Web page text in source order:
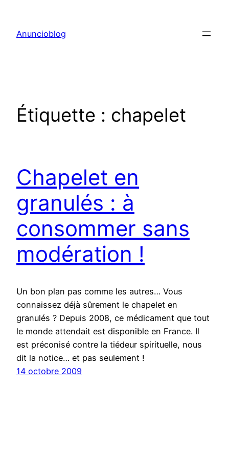
contenu
Anuncioblog
Étiquette : chapelet
Chapelet en
granulés : à
consommer sans
modération !
Un bon plan pas comme les autres… Vous
connaissez déjà sûrement le chapelet en
granulés ? Depuis 2008, ce médicament que tout
le monde attendait est disponible en France. Il
est préconisé contre la tiédeur spirituelle, nous
dit la notice… et pas seulement !
14 octobre 2009